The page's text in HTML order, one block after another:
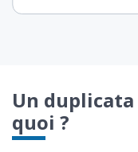
Un duplicata
quoi ?